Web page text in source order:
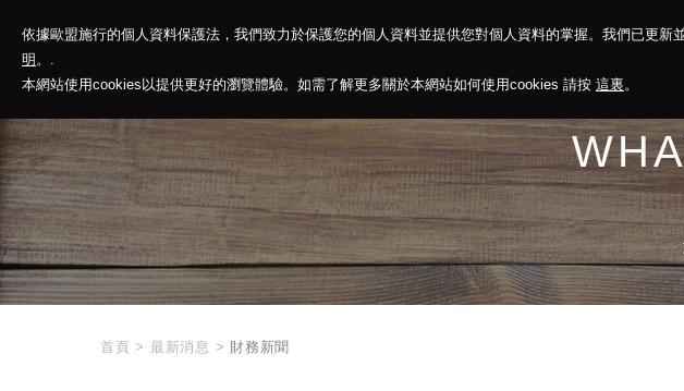
依據歐盟施行的個人資料保護法，我們致力於保護您的個人資料並提供您對個人資料的掌握。我們已更新
明 。.
本網站使用cookies以提供更好的瀏覽體驗。如需了解更多關於本網站如何使用cookies 請按 這裏。
神基投控 解決方案 永續報告
首頁 > 最新消息 > 財務新聞